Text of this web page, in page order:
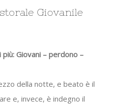
Giovanile
Giovani – perdono –
della notte, e beato è il
e, invece, è indegno il